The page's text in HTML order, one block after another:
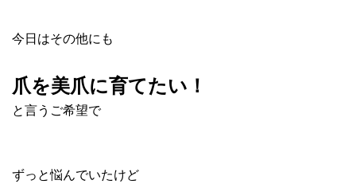
今日はその他にも
爪を美爪に育てたい！
と言うご希望で
ずっと悩んでいたけど